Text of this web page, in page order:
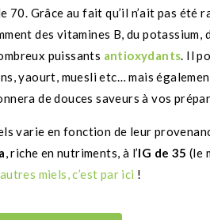
70. Grâce au fait qu’il n’ait pas été
des vitamines B, du potassium,
puissants antioxydants. Il
yaourt, muesli etc… mais
de douces saveurs à vos
varie en fonction de leur
, riche en nutriments, à l’IG de 35 (le
miels, c’est par ici !